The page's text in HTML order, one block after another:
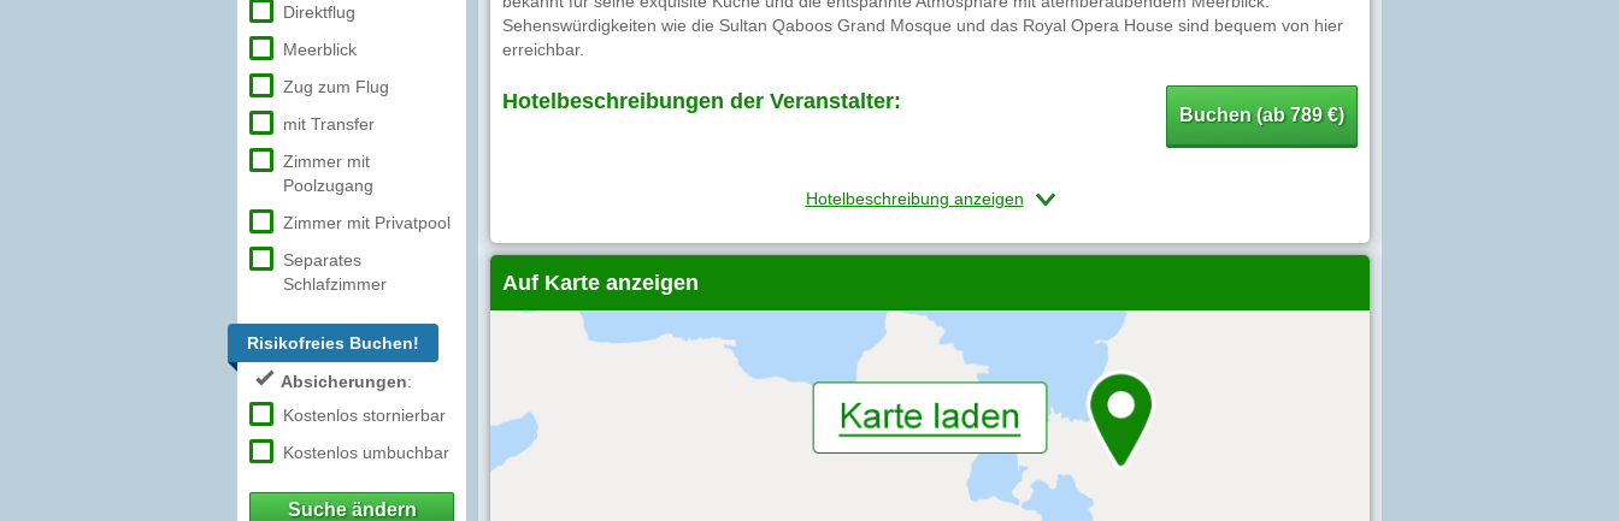
Direktflug
Meerblick
Zug zum Flug
mit Transfer
Zimmer mit
Poolzugang
Zimmer mit Privatpool
Separates
Schlafzimmer
Risikofreies Buchen!
Absicherungen:
Kostenlos stornierbar
Kostenlos umbuchbar
Suche ändern
Sehenswürdigkeiten wie die Sultan Qaboos Grand Mosque und das Royal Opera House sind bequem von hier
erreichbar.
Hotelbeschreibungen der Veranstalter:
Buchen (ab 789 €)
Hotelbeschreibung anzeigen
Auf Karte anzeigen